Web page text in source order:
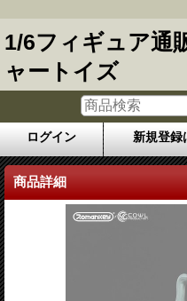
1/6フィギュア通
ャートイズ
ログイン 新規登録
商品詳細